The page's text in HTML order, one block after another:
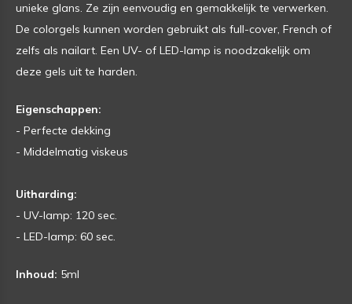
unieke glans. Ze zijn eenvoudig en gemakkelijk te verwerken.
De colorgels kunnen worden gebruikt als full-cover, French of
zelfs als nailart. Een UV- of LED-lamp is noodzakelijk om
deze gels uit te harden.
Eigenschappen:
- Perfecte dekking
- Middelmatig viskeus
Uitharding:
- UV-lamp: 120 sec.
- LED-lamp: 60 sec.
Inhoud: 5ml